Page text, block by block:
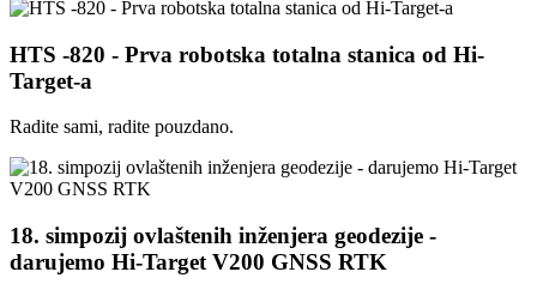
HTS -820 - Prva robotska totalna stanica od Hi-
Target-a
Radite sami, radite pouzdano.
18. simpozij ovlaštenih inženjera geodezije -
darujemo Hi-Target V200 GNSS RTK